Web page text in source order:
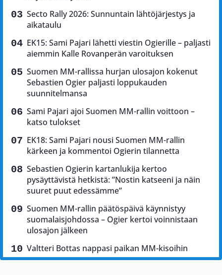
Secto Rally 2026: Sunnuntain lähtöjärjestys ja
aikataulu
EK15: Sami Pajari lähetti viestin Ogierille – paljasti
aiemmin Kalle Rovanperän varoituksen
Suomen MM-rallissa hurjan ulosajon kokenut
Sebastien Ogier paljasti loppukauden
suunnitelmansa
Sami Pajari ajoi Suomen MM-rallin voittoon –
katso tulokset
EK18: Sami Pajari nousi Suomen MM-rallin
kärkeen ja kommentoi Ogierin tilannetta
Sebastien Ogierin kartanlukija kertoo
pysäyttävistä hetkistä: ”Nostin katseeni ja näin
suuret puut edessämme”
Suomen MM-rallin päätöspäivä käynnistyy
suomalaisjohdossa – Ogier kertoi voinnistaan
ulosajon jälkeen
Valtteri Bottas nappasi paikan MM-kisoihin